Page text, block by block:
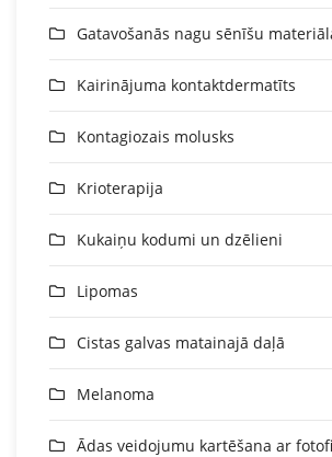
Gatavošanās nagu sēnīšu
Kairinājuma kontaktdermatīts
Kontagiozais molusks
Krioterapija
Kukaiņu kodumi un dzēlieni
Lipomas
Cistas galvas matainajā daļā
Melanoma
Ādas veidojumu kartēšana ar